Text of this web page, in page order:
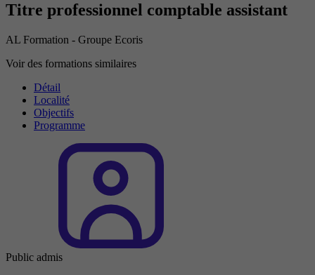
Titre professionnel comptable assistant
AL Formation - Groupe Ecoris
Voir des formations similaires
Détail
Localité
Objectifs
Programme
Public admis